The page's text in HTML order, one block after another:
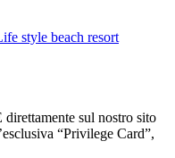
style beach resort
sul nostro sito
“Privilege Card”,